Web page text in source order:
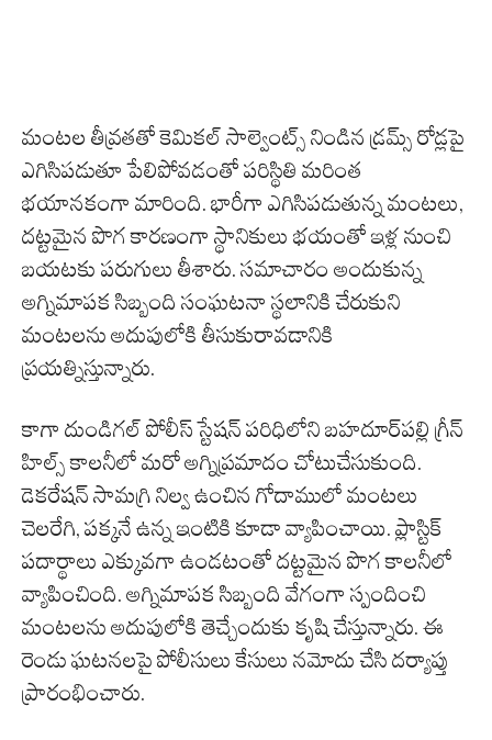
మంటల తీవ్రతతో కెమికల్ సాల్వెంట్స్ నిండిన డ్రమ్స్ రోడ్లపై
ఎగిసిపడుతూ పేలిపోవడంతో పరిస్థితి మరింత
భయానకంగా మారింది. భారీగా ఎగిసిపడుతున్న మంటలు,
దట్టమైన పొగ కారణంగా స్థానికులు భయంతో ఇళ్ల నుంచి
బయటకు పరుగులు తీశారు. సమాచారం అందుకున్న
అగ్నిమాపక సిబ్బంది సంఘటనా స్థలానికి చేరుకుని
మంటలను అదుపులోకి తీసుకురావడానికి
ప్రయత్నిస్తున్నారు.
కాగా దుండిగల్ పోలీస్ స్టేషన్ పరిధిలోని బహదూర్‌పల్లి గ్రీన్
హిల్స్ కాలనీలో మరో అగ్నిప్రమాదం చోటుచేసుకుంది.
డెకరేషన్ సామగ్రి నిల్వ ఉంచిన గోదాములో మంటలు
చెలరేగి, పక్కనే ఉన్న ఇంటికి కూడా వ్యాపించాయి. ప్లాస్టిక్
పదార్థాలు ఎక్కువగా ఉండటంతో దట్టమైన పొగ కాలనీలో
వ్యాపించింది. అగ్నిమాపక సిబ్బంది వేగంగా స్పందించి
మంటలను అదుపులోకి తెచ్చేందుకు కృషి చేస్తున్నారు. ఈ
రెండు ఘటనలపై పోలీసులు కేసులు నమోదు చేసి దర్యాప్తు
ప్రారంభించారు.